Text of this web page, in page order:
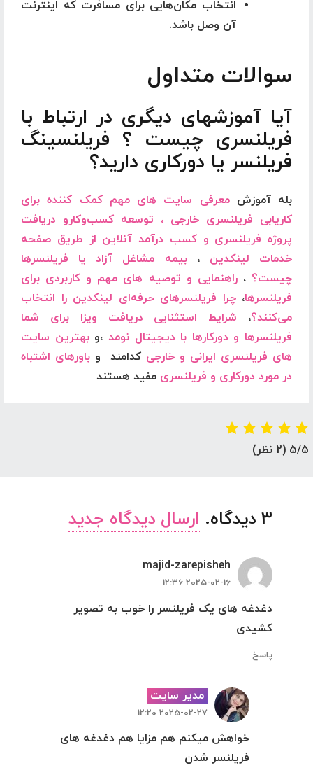
انتخاب مکان‌هایی برای مسافرت که اینترنت
آن وصل باشد.
سوالات متداول
آیا آموزشهای دیگری در ارتباط با
فریلنسری چیست ؟ فریلنسینگ
فریلنسر یا دورکاری دارید؟
بله آموزش معرفی سایت های مهم کمک کننده برای
کاریابی فریلنسری خارجی ، توسعه کسب‌وکارو دریافت
پروژه فریلنسری و کسب درآمد آنلاین از طریق صفحه
خدمات لینکدین
،
بیمه مشاغل آزاد یا فریلنسرها
چیست؟ ، راهنمایی و توصیه های مهم و کاربردی برای
فریلنسرها، چرا فریلنسرهای حرفه‌ای لینکدین را انتخاب
می‌کنند؟،
شرایط استثنایی دریافت ویزا برای شما
فریلنسرها و دورکارها با دیجیتال نومد ،و بهترین سایت
های فریلنسری ایرانی و خارجی کدامند و باورهای اشتباه
در مورد دورکاری و فریلنسری مفید هستند
5/5 (2 نظر)
3 دیدگاه. ارسال دیدگاه جدید
majid-zarepisheh
2025-02-16 12:36
دغدغه های یک فریلنسر را خوب به تصویر
کشیدی
پاسخ
مدیر سایت
2025-02-27 12:20
خواهش میکنم هم مزایا هم دغدغه های
فریلنسر شدن